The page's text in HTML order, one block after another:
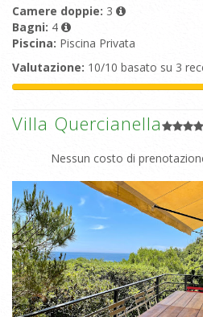
Camere doppie: 3
Bagni: 4
Piscina: Piscina Privata
Valutazione: 10/10 basato su 3
Villa Quercianella
Nessun costo di